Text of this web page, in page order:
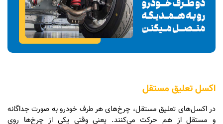
اکسل تعلیق مستقل
در اکسل‌های تعلیق مستقل، چرخ‌های هر طرف خودرو به صورت جداگانه
و مستقل از هم حرکت می‌کنند. یعنی وقتی یکی از چرخ‌ها روی